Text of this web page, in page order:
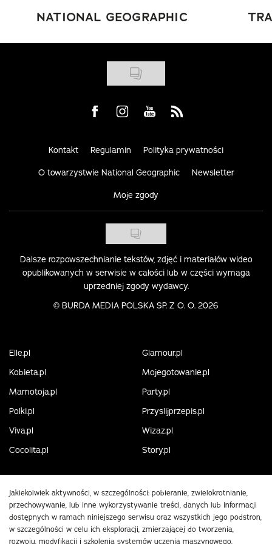
NATIONAL GEOGRAPHIC
Visit us on Facebook
Visit us on Instagram
Visit us on Youtube
Visit us on Rss
Kontakt Regulamin Polityka prywatności
O towarzystwie National Geographic Newsletter
Moje zgody
Dalsze rozpowszechnianie tekstów, zdjęć i materiałów wideo
opublikowanych w serwisie w całości lub w części wymaga
uprzedniej zgody wydawcy.
© BURDA MEDIA POLSKA SP. Z O. O. 2026
Elle.pl
Glamour.pl
Kobieta.pl
Mojegotowanie.pl
Mamotoja.pl
Party.pl
Polki.pl
Przyslijprzepis.pl
Viva.pl
Wizaz.pl
Cocolita.pl
Story.pl
Jakiekolwiek aktywności, w szczególności: pobieranie, zwielokrotnianie,
przechowywanie, lub inne wykorzystywanie treści, danych lub informacji
dostępnych w ramach niniejszego serwisu oraz wszystkich jego podstron,
w szczególności w celu ich eksploracji, zmierzającej do tworzenia,
rozwoju, modyfikacji i szkolenia systemów uczenia maszynowego,